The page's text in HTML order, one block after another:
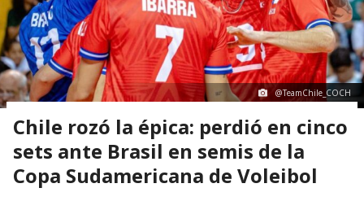
@TeamChile_COCH
Chile rozó la épica: perdió en cinco
sets ante Brasil en semis de la
Copa Sudamericana de Voleibol